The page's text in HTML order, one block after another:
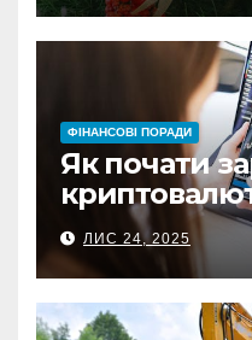
ФІНАНСОВІ ПОРАДИ
Як почати
знати
інвестицією
ЛИС 24, 2025